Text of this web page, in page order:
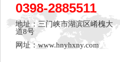
0398-2885511
地址：三门峡市湖滨区崤槐大
道8号
网址：www.hnyhxny.com